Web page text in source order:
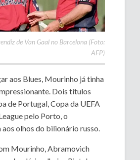
de Van Gaal no Barcelona (Foto:
AFP)
aos Blues, Mourinho já tinha
Dois títulos
de Portugal, Copa da UEFA
pelo Porto, o
olhos do bilionário russo.
Mourinho, Abramovich